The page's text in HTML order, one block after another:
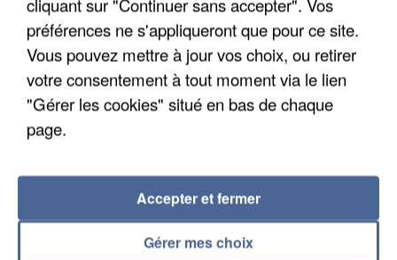
préférences ne s'appliqueront que pour ce site.
Vous pouvez mettre à jour vos choix, ou retirer
votre consentement à tout moment via le lien
"Gérer les cookies" situé en bas de chaque
page.
Gérer mes choix
Accepter et fermer